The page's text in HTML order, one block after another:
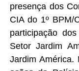
presença dos
CIA do 1º BPM/
participação
Setor Jardim
Jardim América.